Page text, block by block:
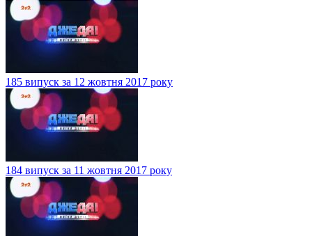
185 випуск за 12 жовтня 2017 року
184 випуск за 11 жовтня 2017 року